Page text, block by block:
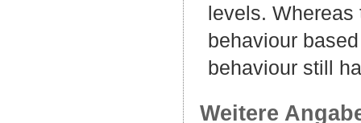
levels. Whereas
behaviour
behaviour still
Weitere